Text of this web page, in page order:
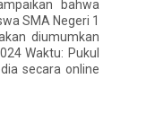
bahwa
SMA Negeri 1
diumumkan
Waktu: Pukul
secara online
Pertama Masuk